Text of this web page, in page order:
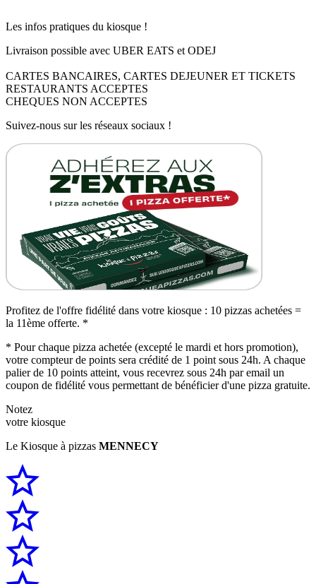
Les infos pratiques du kiosque !
Livraison possible avec UBER EATS et ODEJ
CARTES BANCAIRES, CARTES DEJEUNER ET TICKETS
RESTAURANTS ACCEPTES
CHEQUES NON ACCEPTES
Suivez-nous sur les réseaux sociaux !
Profitez de l'offre fidélité dans votre kiosque : 10 pizzas achetées =
la 11ème offerte. *
* Pour chaque pizza achetée (excepté le mardi et hors promotion),
votre compteur de points sera crédité de 1 point sous 24h. A chaque
palier de 10 points atteint, vous recevrez sous 24h par email un
coupon de fidélité vous permettant de bénéficier d'une pizza gratuite.
Notez
votre kiosque
Le Kiosque à pizzas MENNECY